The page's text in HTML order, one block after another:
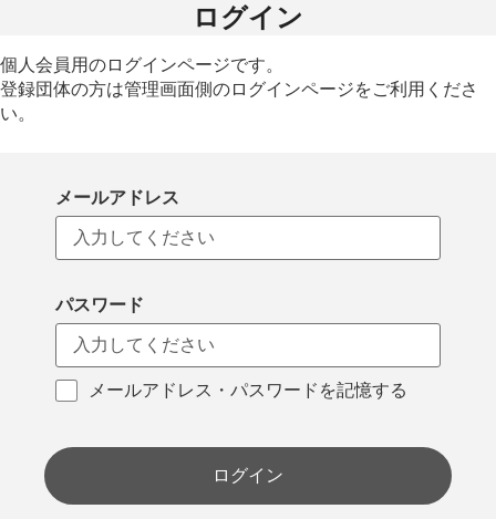
ログイン
個人会員用のログインページです。
登録団体の方は管理画面側のログインページをご利用くださ
い。
メールアドレス
パスワード
メールアドレス・パスワードを記憶する
ログイン